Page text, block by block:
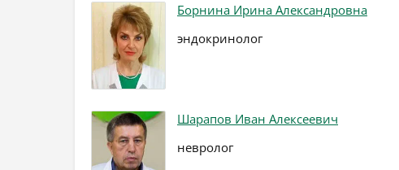
Борнина Ирина Александровна
эндокринолог
Шарапов Иван Алексеевич
невролог